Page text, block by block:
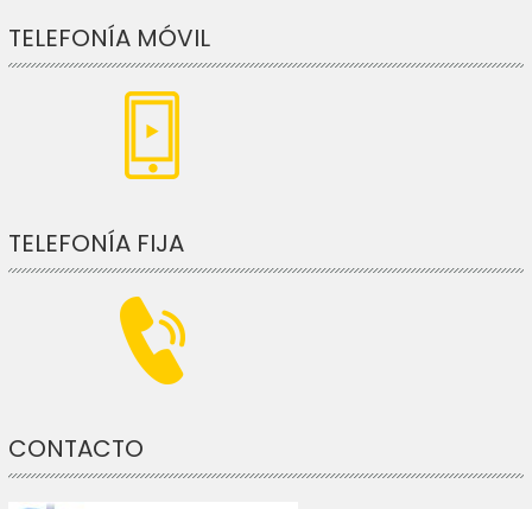
TELEFONÍA MÓVIL
TELEFONÍA FIJA
CONTACTO